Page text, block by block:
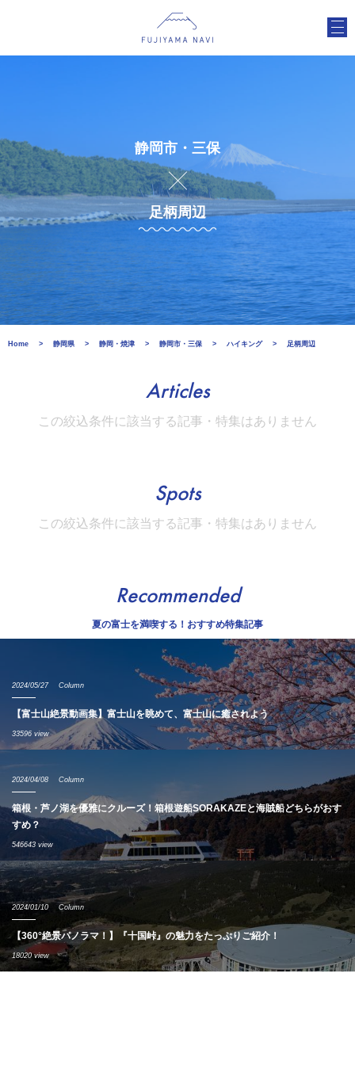
静岡市・三保
足柄周辺
Home 静岡県 静岡・焼津 静岡市・三保 ハイキング 足柄周辺
Articles
この絞込条件に該当する記事・特集はありません
Spots
この絞込条件に該当する記事・特集はありません
Recommended
夏の富士を満喫する！おすすめ特集記事
2024/05/27 Column
【富士山絶景動画集】富士山を眺めて、富士山に癒されよう
33596 view
2024/04/08 Column
箱根・芦ノ湖を優雅にクルーズ！箱根遊船SORAKAZEと海賊船どちらがおす
すめ？
546643 view
2024/01/10 Column
【360°絶景パノラマ！】『十国峠』の魅力をたっぷりご紹介！
18020 view